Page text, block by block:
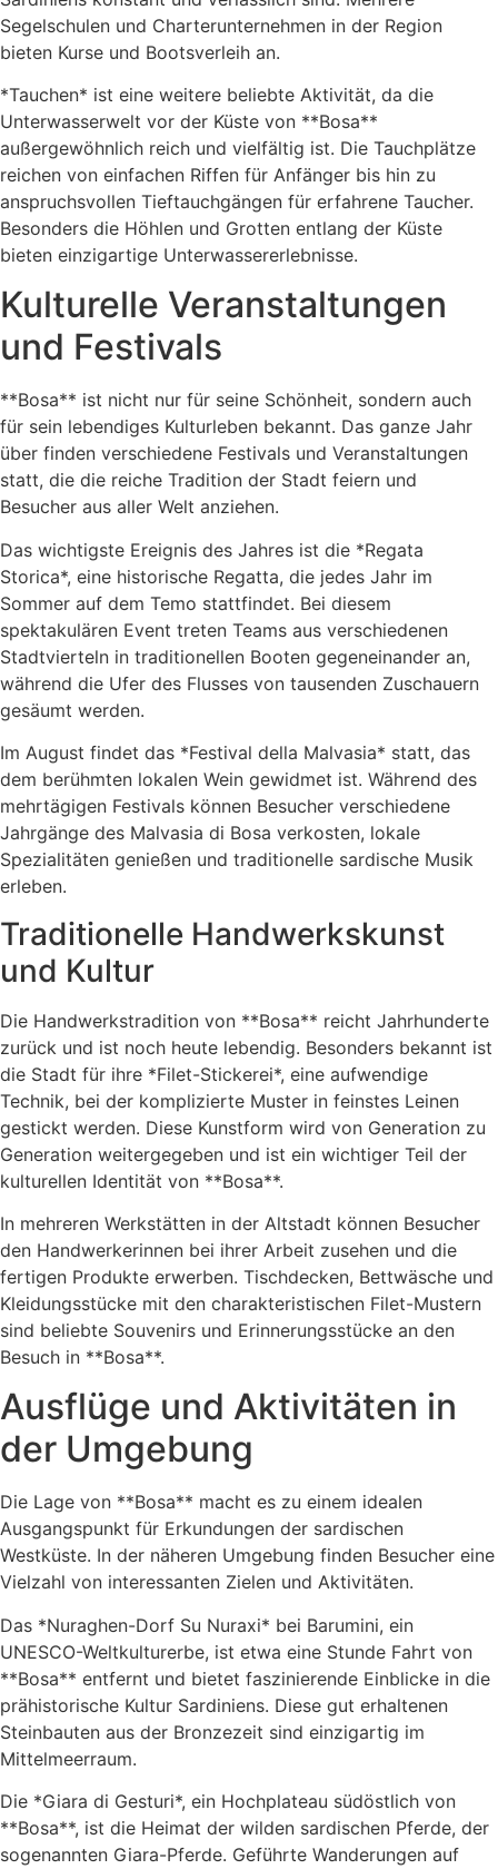
Segelschulen und Charterunternehmen in der Region
bieten Kurse und Bootsverleih an.
*Tauchen* ist eine weitere beliebte Aktivität, da die
Unterwasserwelt vor der Küste von **Bosa**
außergewöhnlich reich und vielfältig ist. Die Tauchplätze
reichen von einfachen Riffen für Anfänger bis hin zu
anspruchsvollen Tieftauchgängen für erfahrene Taucher.
Besonders die Höhlen und Grotten entlang der Küste
bieten einzigartige Unterwassererlebnisse.
Kulturelle Veranstaltungen
und Festivals
**Bosa** ist nicht nur für seine Schönheit, sondern auch
für sein lebendiges Kulturleben bekannt. Das ganze Jahr
über finden verschiedene Festivals und Veranstaltungen
statt, die die reiche Tradition der Stadt feiern und
Besucher aus aller Welt anziehen.
Das wichtigste Ereignis des Jahres ist die *Regata
Storica*, eine historische Regatta, die jedes Jahr im
Sommer auf dem Temo stattfindet. Bei diesem
spektakulären Event treten Teams aus verschiedenen
Stadtvierteln in traditionellen Booten gegeneinander an,
während die Ufer des Flusses von tausenden Zuschauern
gesäumt werden.
Im August findet das *Festival della Malvasia* statt, das
dem berühmten lokalen Wein gewidmet ist. Während des
mehrtägigen Festivals können Besucher verschiedene
Jahrgänge des Malvasia di Bosa verkosten, lokale
Spezialitäten genießen und traditionelle sardische Musik
erleben.
Traditionelle Handwerkskunst
und Kultur
Die Handwerkstradition von **Bosa** reicht Jahrhunderte
zurück und ist noch heute lebendig. Besonders bekannt ist
die Stadt für ihre *Filet-Stickerei*, eine aufwendige
Technik, bei der komplizierte Muster in feinstes Leinen
gestickt werden. Diese Kunstform wird von Generation zu
Generation weitergegeben und ist ein wichtiger Teil der
kulturellen Identität von **Bosa**.
In mehreren Werkstätten in der Altstadt können Besucher
den Handwerkerinnen bei ihrer Arbeit zusehen und die
fertigen Produkte erwerben. Tischdecken, Bettwäsche und
Kleidungsstücke mit den charakteristischen Filet-Mustern
sind beliebte Souvenirs und Erinnerungsstücke an den
Besuch in **Bosa**.
Ausflüge und Aktivitäten in
der Umgebung
Die Lage von **Bosa** macht es zu einem idealen
Ausgangspunkt für Erkundungen der sardischen
Westküste. In der näheren Umgebung finden Besucher eine
Vielzahl von interessanten Zielen und Aktivitäten.
Das *Nuraghen-Dorf Su Nuraxi* bei Barumini, ein
UNESCO-Weltkulturerbe, ist etwa eine Stunde Fahrt von
**Bosa** entfernt und bietet faszinierende Einblicke in die
prähistorische Kultur Sardiniens. Diese gut erhaltenen
Steinbauten aus der Bronzezeit sind einzigartig im
Mittelmeerraum.
Die *Giara di Gesturi*, ein Hochplateau südöstlich von
**Bosa**, ist die Heimat der wilden sardischen Pferde, der
sogenannten Giara-Pferde. Geführte Wanderungen auf